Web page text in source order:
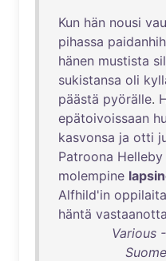
Kun hän nousi
pihassa
hänen mustista
sukistansa oli
päästä pyörälle.
epätoivoissaan
kasvonsa ja otti
Patroona Helleby
molempine
Alfhild'in oppilaita
häntä
Various